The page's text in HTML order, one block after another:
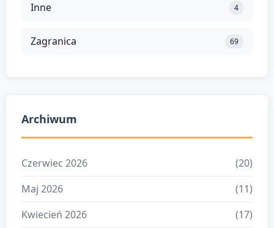
Inne 4
Zagranica 69
Archiwum
Czerwiec 2026
(20)
Maj 2026
(11)
Kwiecień 2026
(17)